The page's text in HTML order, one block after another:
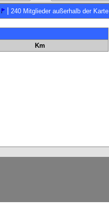
| 240 Mitglieder außerhalb der Karte
Km